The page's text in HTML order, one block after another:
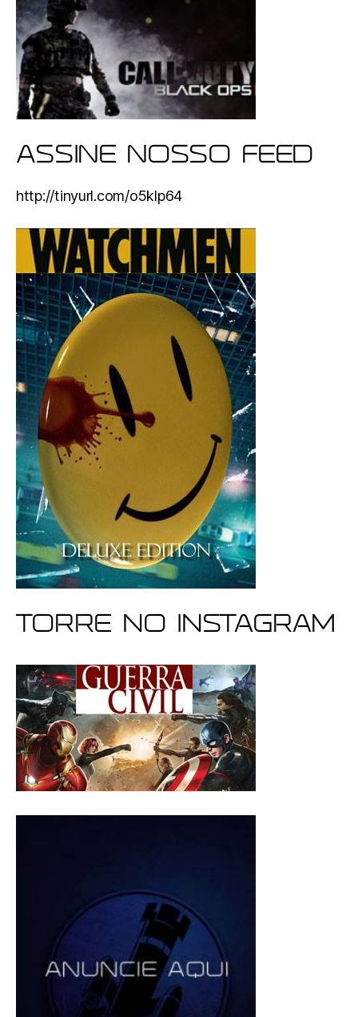
ASSINE NOSSO FEED
http://tinyurl.com/o5klp64
Torre no Instagram